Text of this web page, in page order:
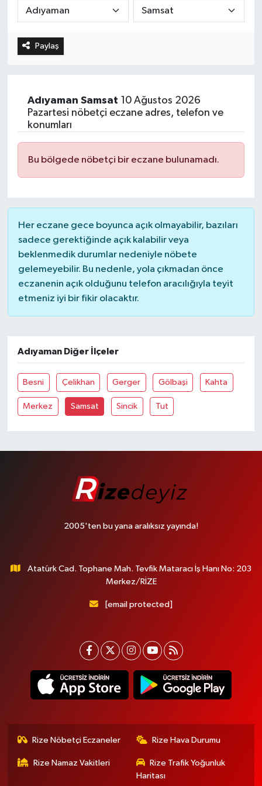
Paylaş
Adıyaman Samsat 10 Ağustos 2026
Pazartesi nöbetçi eczane adres, telefon ve
konumları
Bu bölgede nöbetçi bir eczane bulunamadı.
Her eczane gece boyunca açık olmayabilir, bazıları
sadece gerektiğinde açık kalabilir veya
beklenmedik durumlar nedeniyle nöbete
gelemeyebilir. Bu nedenle, yola çıkmadan önce
eczanenin açık olduğunu telefon aracılığıyla teyit
etmeniz iyi bir fikir olacaktır.
Adıyaman Diğer İlçeler
Besni Çelikhan Gerger Gölbaşi Kahta
Merkez Samsat Sincik Tut
2005'ten bu yana aralıksız yayında!
Atatürk Cad. Tophane Mah. Tevfik Mataracı İş Hanı No: 203
Merkez/RİZE
[email protected]
Rize Nöbetçi Eczaneler Rize Hava Durumu
Rize Namaz Vakitleri
Rize Trafik Yoğunluk
Haritası